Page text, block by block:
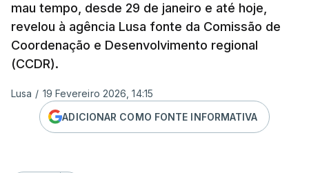
mau tempo, desde 29 de janeiro e até hoje,
revelou à agência Lusa fonte da Comissão de
Coordenação e Desenvolvimento regional
(CCDR).
Lusa / 19 Fevereiro 2026, 14:15
ADICIONAR COMO FONTE INFORMATIVA